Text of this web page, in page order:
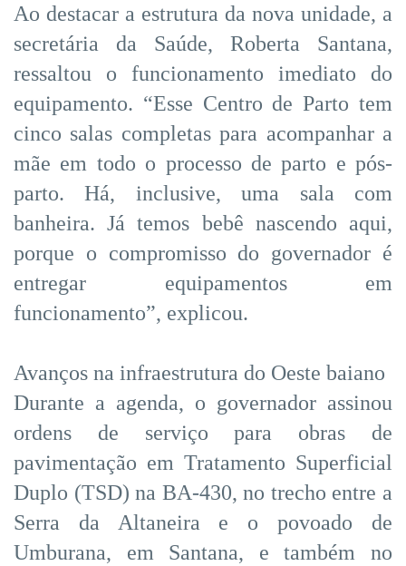
Ao destacar a estrutura da nova unidade, a
secretária da Saúde, Roberta Santana,
ressaltou o funcionamento imediato do
equipamento. “Esse Centro de Parto tem
cinco salas completas para acompanhar a
mãe em todo o processo de parto e pós-
parto. Há, inclusive, uma sala com
banheira. Já temos bebê nascendo aqui,
porque o compromisso do governador é
entregar equipamentos em
funcionamento”, explicou.
Avanços na infraestrutura do Oeste baiano
Durante a agenda, o governador assinou
ordens de serviço para obras de
pavimentação em Tratamento Superficial
Duplo (TSD) na BA-430, no trecho entre a
Serra da Altaneira e o povoado de
Umburana, em Santana, e também no